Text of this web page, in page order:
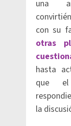
una
con su
otras
hasta
que el
la